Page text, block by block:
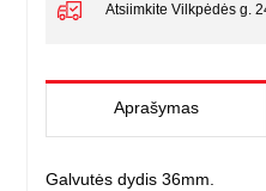
Atsiimkite Vilkpėdės g.
Aprašymas
Galvutės dydis 36mm.